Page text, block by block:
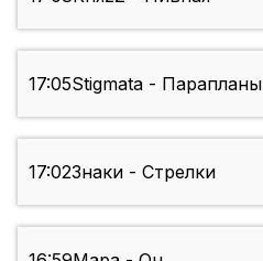
17:05Stigmata - Парапланы
17:02Знаки - Стрелки